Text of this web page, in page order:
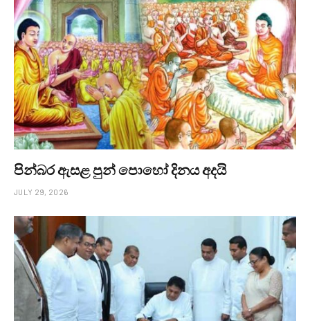
පින්බර ඇසළ පුන් පොහෝ දිනය අදයි
JULY 29, 2026